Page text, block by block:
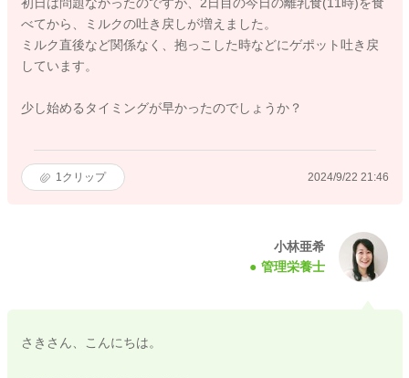
べてから、ミルクの吐き戻しが増えました。
ミルク直後など関係なく、抱っこした時などにゲポット吐き戻
しています。
少し始めるタイミングが早かったのでしょうか？
1 クリップ 2024/9/22 21:46
小林亜希
管理栄養士
さきさん、こんにちは。